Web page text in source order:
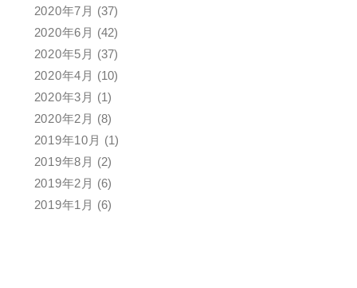
2020年7月 (37)
2020年6月 (42)
2020年5月 (37)
2020年4月 (10)
2020年3月 (1)
2020年2月 (8)
2019年10月 (1)
2019年8月 (2)
2019年2月 (6)
2019年1月 (6)